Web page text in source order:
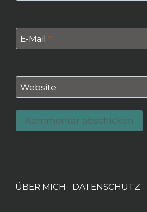
E-Mail *
Website
ÜBER MICH DATENSCHUTZ